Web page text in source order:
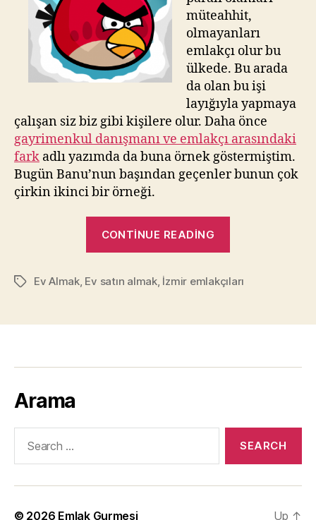
2
müteahhit,
olmayanları
emlakçı olur bu
ülkede. Bu arada
da olan bu işi
layığıyla yapmaya
çalışan siz biz gibi kişilere olur. Daha önce
gayrimenkul danışmanı ve emlakçı arasındaki
fark adlı yazımda da buna örnek göstermiştim.
Bugün Banu’nun başından geçenler bunun çok
çirkin ikinci bir örneği.
CONTINUE READING
emlakçı
fark!
TagsEv Almak, Ev satın almak, İzmir emlakçıları
Arama
© 2026 Emlak Gurmesi Up ↑